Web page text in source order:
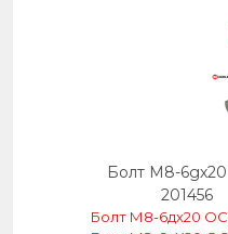
Болт М8-6gх20
201456
Болт М8-6дх20